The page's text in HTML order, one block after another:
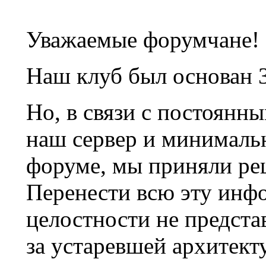
Уважаемые форумчане!
Наш клуб был основан
Но, в связи с
наш сервер и
форуме, мы приняли
Перенести всю эту
целостности не
за устаревшей